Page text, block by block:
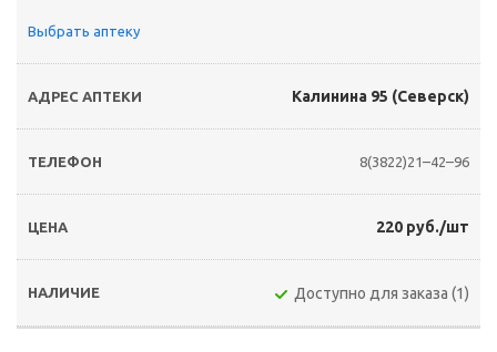
Выбрать аптеку
Калинина 95 (Северск)
8(3822)21–42–96
220 руб./шт
Доступно для заказа (1)